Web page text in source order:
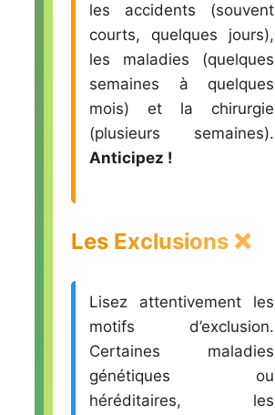
les accidents (souvent
courts, quelques jours),
les maladies (quelques
semaines à quelques
mois) et la chirurgie
(plusieurs semaines).
Anticipez !
Les Exclusions ❌
Lisez attentivement les
motifs d’exclusion.
Certaines maladies
génétiques ou
héréditaires, les